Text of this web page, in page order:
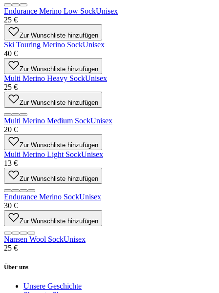
Endurance Merino Low SockUnisex
25 €
Zur Wunschliste hinzufügen
Ski Touring Merino SockUnisex
40 €
Zur Wunschliste hinzufügen
Multi Merino Heavy SockUnisex
25 €
Zur Wunschliste hinzufügen
Multi Merino Medium SockUnisex
20 €
Zur Wunschliste hinzufügen
Multi Merino Light SockUnisex
13 €
Zur Wunschliste hinzufügen
Endurance Merino SockUnisex
30 €
Zur Wunschliste hinzufügen
Nansen Wool SockUnisex
25 €
Über uns
Unsere Geschichte